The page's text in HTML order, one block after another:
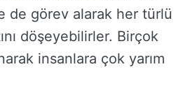
de görev alarak her türlü
döşeyebilirler. Birçok
insanlara çok yarım